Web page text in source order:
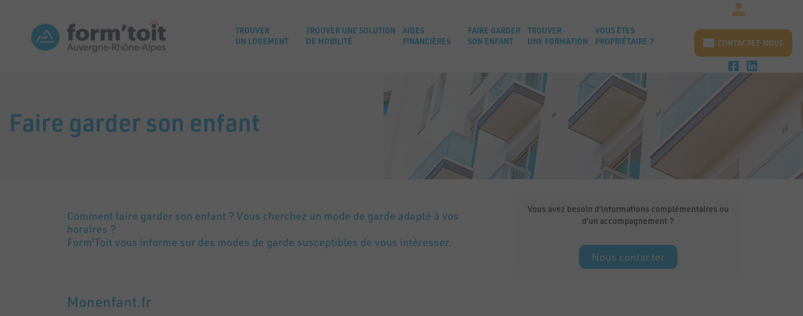
TROUVER
UN LOGEMENT
TROUVER UNE SOLUTION
DE MOBILITÉ
AIDES
FINANCIÈRES
FAIRE GARDER
SON ENFANT
TROUVER
UNE FORMATION
VOUS ÊTES
PROPRIÉTAIRE ?
CONTACTEZ-NOUS
Faire garder son enfant
Comment faire garder son enfant ? Vous cherchez un mode de garde adapté à vos
horaires ?
Form’Toit vous informe sur des modes de garde susceptibles de vous intéresser.
Vous avez besoin d’informations complémentaires ou
d’un accompagnement ?
Nous contacter
Monenfant.fr